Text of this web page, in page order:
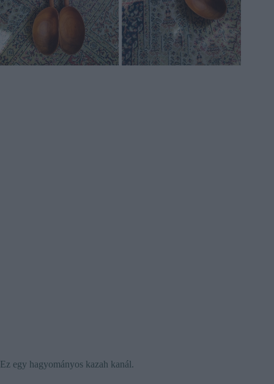
Ez egy hagyományos kazah kanál.